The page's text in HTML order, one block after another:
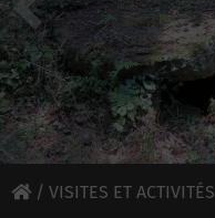
/ VISITES ET ACTIVITÉS